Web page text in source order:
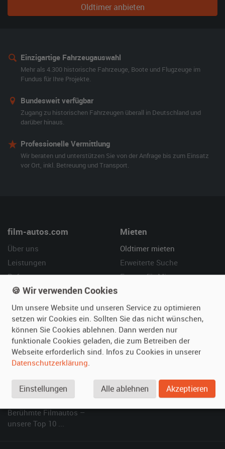
Oldtimer anbieten
Einzigartige Fahrzeugauswahl
Mehr als 4.300 historische Fahrzeuge, Boote und Flugzeuge im
Fundus für Ihre Projekte.
Bundesweit verfügbar
Zugang zu historischen Fahrzeugen überall in Deutschland und
darüber hinaus.
Professionelle Vermittlung
Wir beraten und unterstützen Sie von der Anfrage bis zum Einsatz
vor Ort, inkl. Betreuung und Transport.
film-autos.com
Über uns
Leistungen
Referenzen
Kundenmeinungen
Mieten
Oldtimer mieten
Erweiterte Suche
Fragen für Mieter
Vermieten
Oldtimer anmelden
Fotos senden
Fragen für Vermieter
Hilfe
Häufige Fragen (FAQ)
So funktioniert's
SPECIAL
Berühmte Filmautos –
unsere Top 10 ...
🍪 Wir verwenden Cookies
Um unsere Website und unseren Service zu optimieren
setzen wir Cookies ein. Sollten Sie das nicht wünschen,
können Sie Cookies ablehnen. Dann werden nur
funktionale Cookies geladen, die zum Betreiben der
Webseite erforderlich sind. Infos zu Cookies in unserer
Datenschutzerklärung.
Einstellungen Alle ablehnen Akzeptieren